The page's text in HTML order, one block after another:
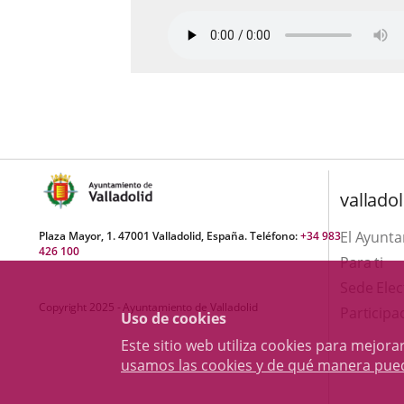
Uso de cookies
Este sitio web utiliza cookies para
usamos las cookies y de qué manera
Plaza Mayor, 1. 47001 Valladolid, España. Teléfono:+34 983
426 100
Copyright 2025 - Ayuntamiento de Valladolid
El
Para ti